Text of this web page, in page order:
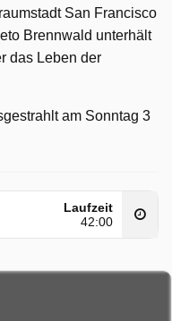
San Francisco
Brennwald unterhält
das Leben der
am Sonntag 3
Laufzeit
42:00